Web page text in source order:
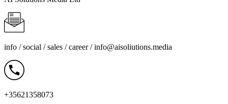
info / social / sales / career /info@aisoliutions.media
+35621358073